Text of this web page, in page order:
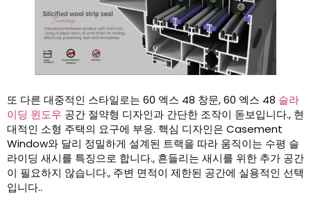
또 다른 대중적인 스타일로는 60 엑스 48 창문, 60 엑스 48 슬라
이딩 윈도우 공간 절약형 디자인과 간단한 조작이 돋보입니다., 현
대적인 소형 주택의 요구에 부응. 핵심 디자인은 Casement
Window와 달리 정밀하게 설계된 트랙을 따라 움직이는 수평 슬
라이딩 새시를 특징으로 합니다., 흔들리는 새시를 위한 추가 공간
이 필요하지 않습니다., 주변 면적이 제한된 공간에 실용적인 선택
입니다..